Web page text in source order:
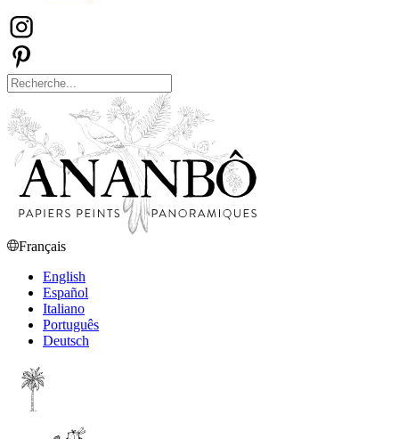
Français
English
Español
Italiano
Português
Deutsch